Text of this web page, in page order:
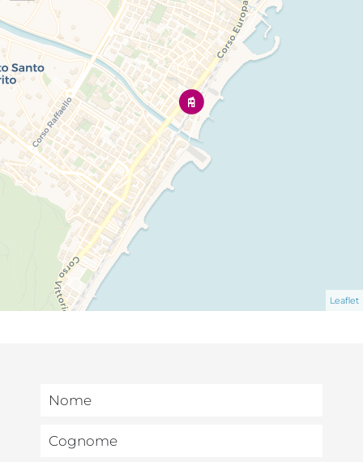
Leaflet